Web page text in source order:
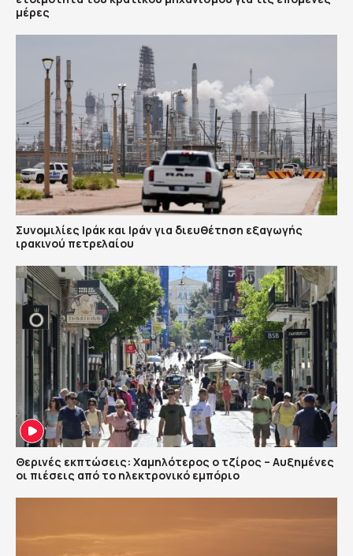
μέρες
Συνομιλίες Ιράκ και Ιράν για διευθέτηση εξαγωγής
ιρακινού πετρελαίου
Θερινές εκπτώσεις: Χαμηλότερος ο τζίρος – Αυξημένες
οι πιέσεις από το ηλεκτρονικό εμπόριο